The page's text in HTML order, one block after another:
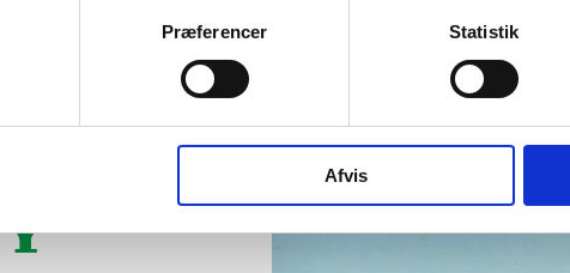
Præferencer Statistik
Afvis